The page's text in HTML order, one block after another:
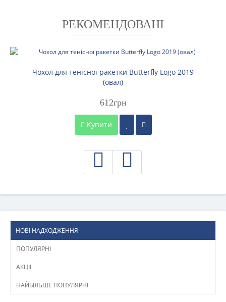
РЕКОМЕНДОВАНІ
Чохол для тенісної ракетки Butterfly Logo 2019
(овал)
612грн
Купити
НОВІ НАДХОДЖЕННЯ
ПОПУЛЯРНІ
АКЦІЇ
НАЙБІЛЬШЕ ПОПУЛЯРНІ